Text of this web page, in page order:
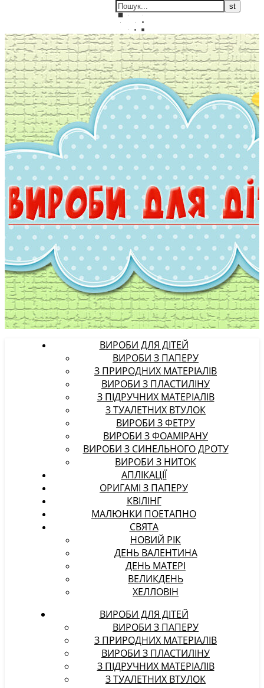
ВИРОБИ ДЛЯ ДІТЕЙ
ВИРОБИ З ПАПЕРУ
З ПРИРОДНИХ МАТЕРІАЛІВ
ВИРОБИ З ПЛАСТИЛІНУ
З ПІДРУЧНИХ МАТЕРІАЛІВ
З ТУАЛЕТНИХ ВТУЛОК
ВИРОБИ З ФЕТРУ
ВИРОБИ З ФОАМІРАНУ
ВИРОБИ З СИНЕЛЬНОГО ДРОТУ
ВИРОБИ З НИТОК
АПЛІКАЦІЇ
ОРИГАМІ З ПАПЕРУ
КВІЛІНГ
МАЛЮНКИ ПОЕТАПНО
СВЯТА
НОВИЙ РІК
ДЕНЬ ВАЛЕНТИНА
ДЕНЬ МАТЕРІ
ВЕЛИКДЕНЬ
ХЕЛЛОВІН
ВИРОБИ ДЛЯ ДІТЕЙ
ВИРОБИ З ПАПЕРУ
З ПРИРОДНИХ МАТЕРІАЛІВ
ВИРОБИ З ПЛАСТИЛІНУ
З ПІДРУЧНИХ МАТЕРІАЛІВ
З ТУАЛЕТНИХ ВТУЛОК